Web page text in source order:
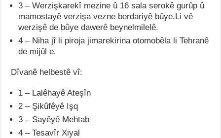
3 – Werzişkarekî mezine û 16 sala serokê gurûp û
mamostayê verzişa vezne berdariyê bûye.Li vê
werzişê de bûye dawerê beynelmilelê.
4 – Niha jî li piroja jimarekirina otomobêla li Tehranê
de mijûl e.
Dîvanê helbestê vî:
1 – Lalêhayê Ateşîn
2 – Şikûfêyê Işq
3 – Sayêyê Mehtab
4 – Tesavîr Xiyal